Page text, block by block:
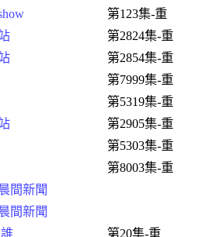
第123集-重
第2824集-重
第2854集-重
第7999集-重
第5319集-重
第2905集-重
第5303集-重
第8003集-重
間新聞
間新聞
第20集-重